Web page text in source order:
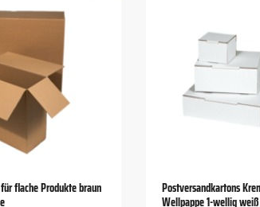
flache Produkte braun
Postversandkartons
Wellpappe 1-wellig weiß